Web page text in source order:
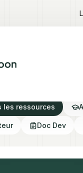
les ressources
Doc Dev